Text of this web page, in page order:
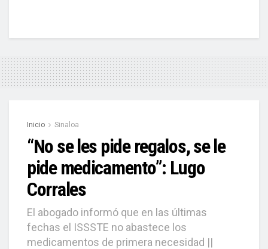
Inicio Sinaloa
“No se les pide regalos, se le
pide medicamento”: Lugo
Corrales
El abogado informó que en las últimas
fechas el ISSSTE no abastece los
medicamentos de primera necesidad ||